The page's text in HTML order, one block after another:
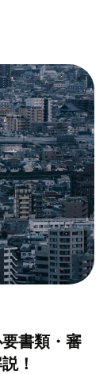
書類・審
！